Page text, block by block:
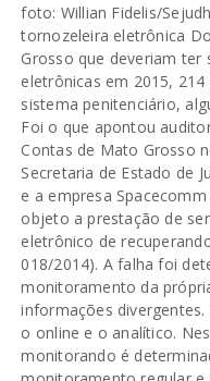
foto: Willian Fidelis/
tornozeleira eletrônica
Grosso que deveriam
eletrônicas em 2015,
sistema penitenciário,
Foi o que apontou
Contas de Mato Grosso
Secretaria de Estado de
e a empresa
objeto a prestação de
eletrônico de
018/2014). A falha foi
monitoramento da
informações
o online e o analítico.
monitorando é